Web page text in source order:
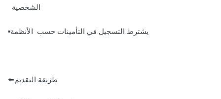
الشخصية